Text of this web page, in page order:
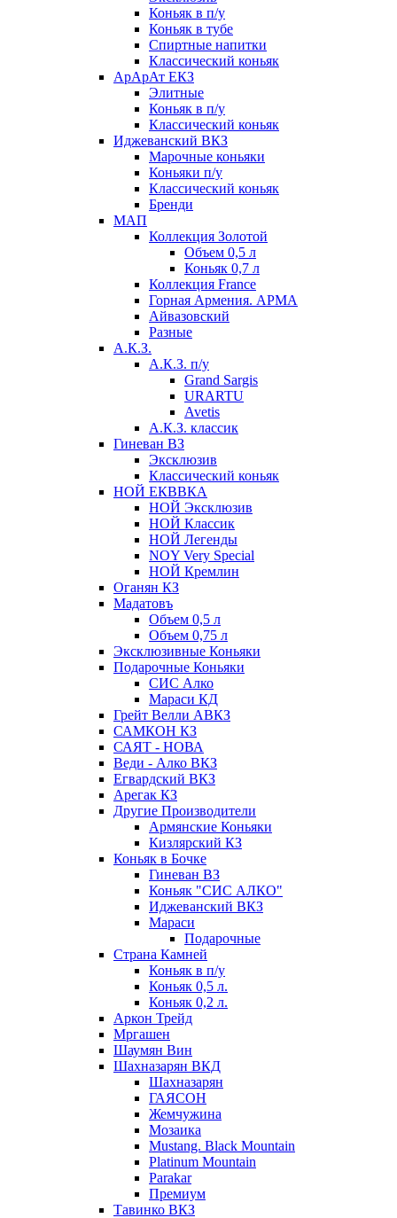
Коньяк в п/у
Коньяк в тубе
Спиртные напитки
Классический коньяк
АрАрАт ЕКЗ
Элитные
Коньяк в п/у
Классический коньяк
Иджеванский ВКЗ
Марочные коньяки
Коньяки п/у
Классический коньяк
Бренди
МАП
Коллекция Золотой
Объем 0,5 л
Коньяк 0,7 л
Коллекция France
Горная Армения. АРМА
Айвазовский
Разные
А.К.З.
А.К.З. п/у
Grand Sargis
URARTU
Avetis
А.К.З. классик
Гиневан ВЗ
Эксклюзив
Классический коньяк
НОЙ ЕКВВКА
НОЙ Эксклюзив
НОЙ Классик
НОЙ Легенды
NOY Very Speсial
НОЙ Кремлин
Оганян КЗ
Мадатовъ
Объем 0,5 л
Объем 0,75 л
Эксклюзивные Коньяки
Подарочные Коньяки
СИС Алко
Мараси КД
Грейт Велли АВКЗ
САМКОН КЗ
САЯТ - НОВА
Веди - Алко ВКЗ
Егвардский ВКЗ
Арегак КЗ
Другие Производители
Армянские Коньяки
Кизлярский КЗ
Коньяк в Бочке
Гиневан ВЗ
Коньяк "СИС АЛКО"
Иджеванский ВКЗ
Мараси
Подарочные
Страна Камней
Коньяк в п/у
Коньяк 0,5 л.
Коньяк 0,2 л.
Аркон Трейд
Мргашен
Шаумян Вин
Шахназарян ВКД
Шахназарян
ГАЯСОН
Жемчужина
Мозаика
Mustang. Black Mountain
Platinum Mountain
Parakar
Премиум
Тавинко ВКЗ